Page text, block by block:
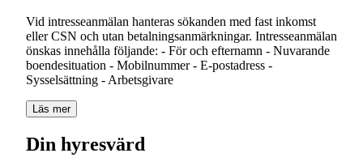
Vid intresseanmälan hanteras sökanden med fast inkomst
eller CSN och utan betalningsanmärkningar. Intresseanmälan
önskas innehålla följande: - För och efternamn - Nuvarande
boendesituation - Mobilnummer - E-postadress -
Sysselsättning - Arbetsgivare
Läs mer
Din hyresvärd